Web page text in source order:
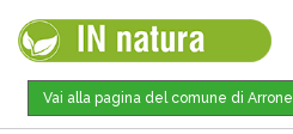
Vai alla pagina del comune di Arrone